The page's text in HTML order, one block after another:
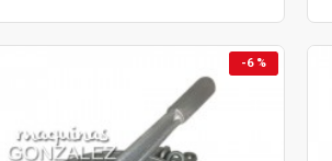
-6 %